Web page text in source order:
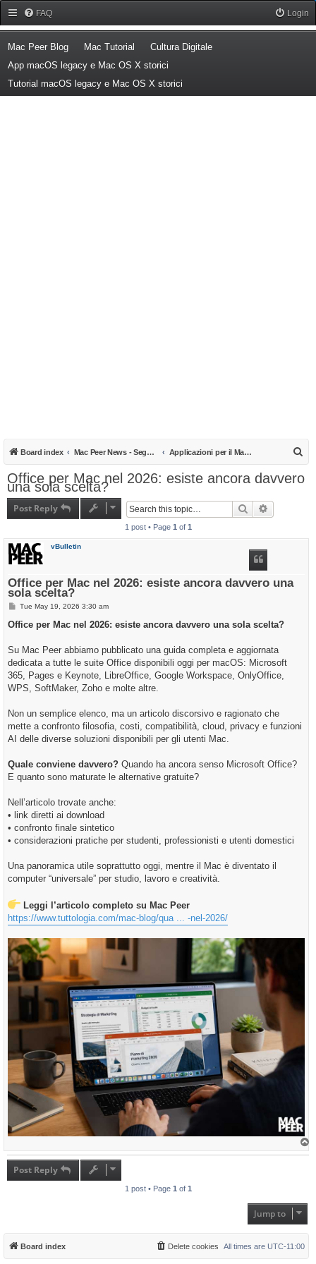
FAQ Login
Mac Peer Blog(Opens a new tab)
Mac Tutorial (Opens a new tab)
Cultura Digitale(Opens a new tab)
App macOS legacy e Mac OS X storici
Tutorial macOS legacy e Mac OS X storici
Board index Mac Peer News - Segnalazioni, notizie, recensioni Applicazioni per il Mac: suggerimenti e opinioni
Office per Mac nel 2026: esiste ancora davvero
una sola scelta?
Post Reply Search
1 post • Page 1 of 1
vBulletin
Office per Mac nel 2026: esiste ancora davvero una
sola scelta?
P
s
Tue May 19, 2026 3:30 am
Office per Mac nel 2026: esiste ancora davvero una sola scelta?
Su Mac Peer abbiamo pubblicato una guida completa e aggiornata
dedicata a tutte le suite Office disponibili oggi per macOS: Microsoft
365, Pages e Keynote, LibreOffice, Google Workspace, OnlyOffice,
WPS, SoftMaker, Zoho e molte altre.
Non un semplice elenco, ma un articolo discorsivo e ragionato che
mette a confronto filosofia, costi, compatibilità, cloud, privacy e funzioni
AI delle diverse soluzioni disponibili per gli utenti Mac.
Quale conviene davvero? Quando ha ancora senso Microsoft Office?
E quanto sono maturate le alternative gratuite?
Nell’articolo trovate anche:
• link diretti ai download
• confronto finale sintetico
• considerazioni pratiche per studenti, professionisti e utenti domestici
Una panoramica utile soprattutto oggi, mentre il Mac è diventato il
computer “universale” per studio, lavoro e creatività.
Leggi l’articolo completo su Mac Peer
https://www.tuttologia.com/mac-blog/qua ... -nel-2026/
Post Reply
1 post • Page 1 of 1
Jump to
Board index All times are UTC-11:00
Delete cookies